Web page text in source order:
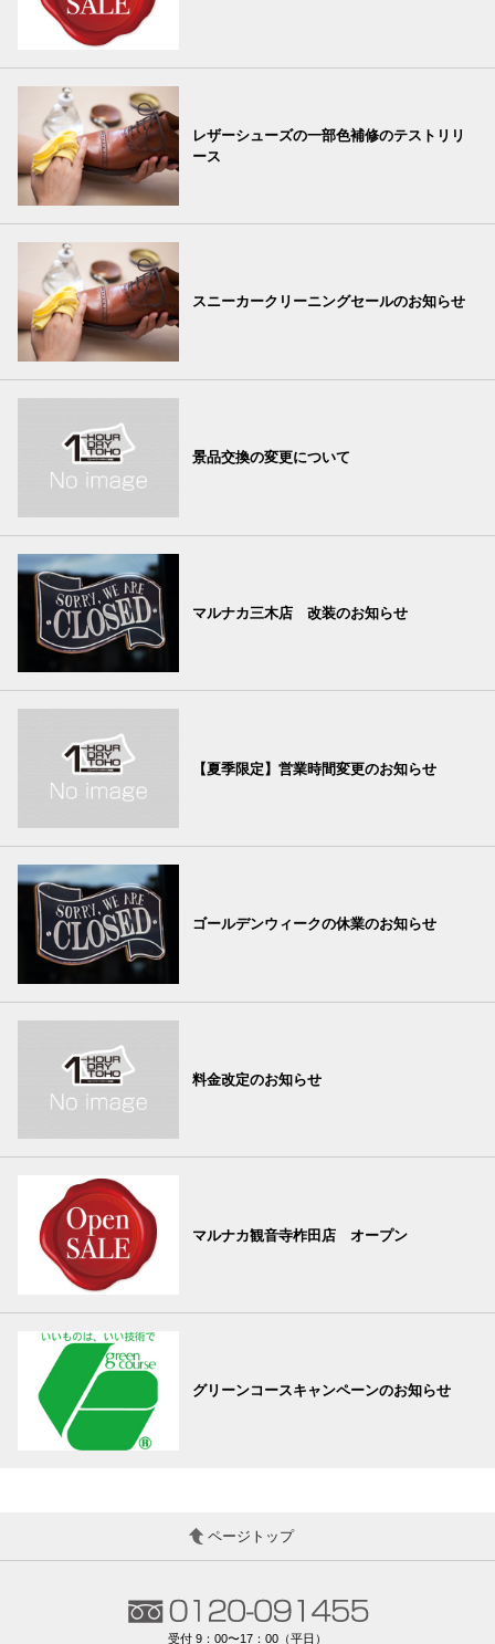
レザーシューズの一部色補修のテストリリ
ース
スニーカークリーニングセールのお知らせ
景品交換の変更について
マルナカ三木店 改装のお知らせ
【夏季限定】営業時間変更のお知らせ
ゴールデンウィークの休業のお知らせ
料金改定のお知らせ
マルナカ観音寺柞田店 オープン
グリーンコースキャンペーンのお知らせ
ページトップ
受付 9：00〜17：00（平日）